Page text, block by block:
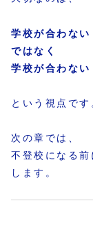
学校が合わない
ではなく
学校が合わな
という視点です
次の章では、
不登校になる
します。